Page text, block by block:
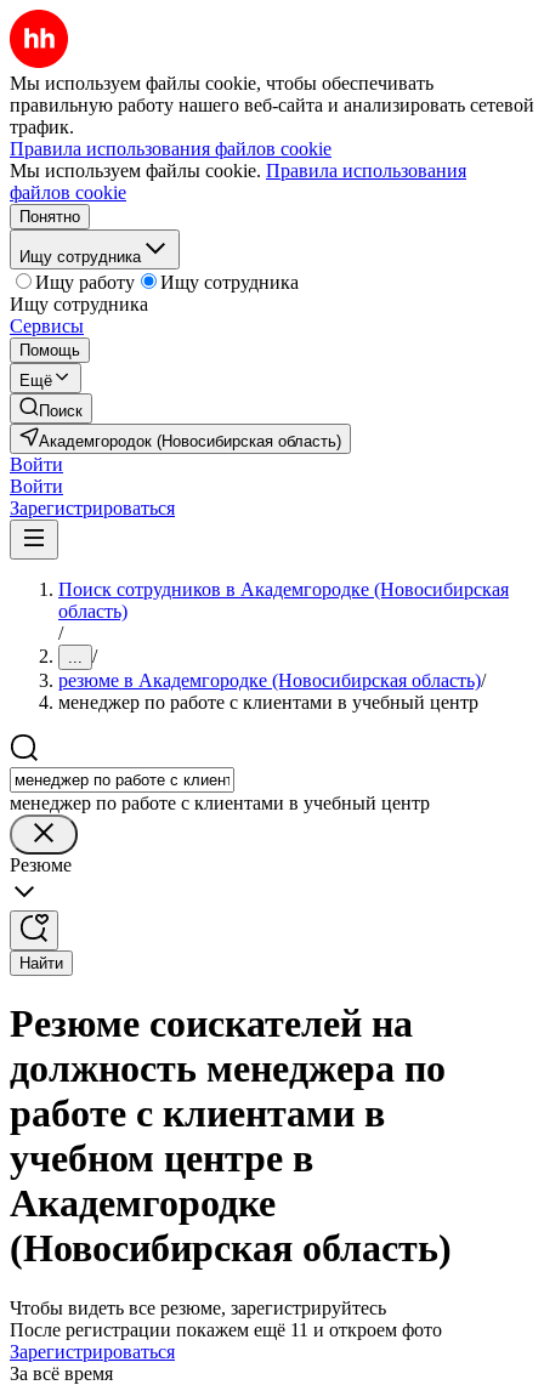
Мы используем файлы cookie, чтобы обеспечивать
правильную работу нашего веб-сайта и анализировать сетевой
трафик.
Правила использования файлов cookie
Мы используем файлы cookie. Правила использования
файлов cookie
Понятно
Ищу сотрудника
Ищу работу
Ищу сотрудника
Ищу сотрудника
Сервисы
Помощь
Ещё
Поиск
Академгородок (Новосибирская область)
Войти
Войти
Зарегистрироваться
Поиск сотрудников в Академгородке (Новосибирская
область)
/
... /
резюме в Академгородке (Новосибирская область)/
менеджер по работе с клиентами в учебный центр
менеджер по работе с клиентами в учебный центр
Резюме
Найти
Резюме соискателей на
должность менеджера по
работе с клиентами в
учебном центре в
Академгородке
(Новосибирская область)
Чтобы видеть все резюме, зарегистрируйтесь
После регистрации покажем ещё 11 и откроем фото
Зарегистрироваться
За всё время